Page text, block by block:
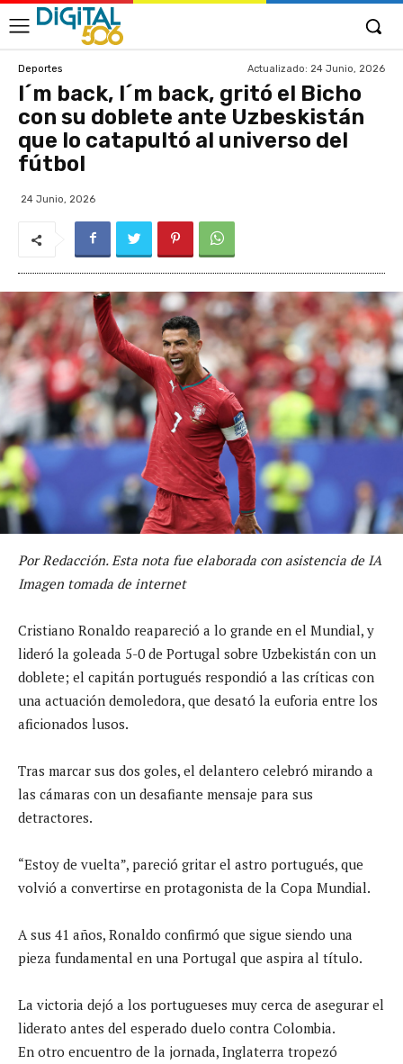
Deportes Actualizado: 24 Junio, 2026
I´m back, I´m back, gritó el Bicho
con su doblete ante Uzbeskistán
que lo catapultó al universo del
fútbol
24 Junio, 2026
Por Redacción. Esta nota fue elaborada con asistencia de IA
Imagen tomada de internet
Cristiano Ronaldo reapareció a lo grande en el Mundial, y
lideró la goleada 5-0 de Portugal sobre Uzbekistán con un
doblete; el capitán portugués respondió a las críticas con
una actuación demoledora, que desató la euforia entre los
aficionados lusos.
Tras marcar sus dos goles, el delantero celebró mirando a
las cámaras con un desafiante mensaje para sus
detractores.
“Estoy de vuelta”, pareció gritar el astro portugués, que
volvió a convertirse en protagonista de la Copa Mundial.
A sus 41 años, Ronaldo confirmó que sigue siendo una
pieza fundamental en una Portugal que aspira al título.
La victoria dejó a los portugueses muy cerca de asegurar el
liderato antes del esperado duelo contra Colombia.
En otro encuentro de la jornada, Inglaterra tropezó